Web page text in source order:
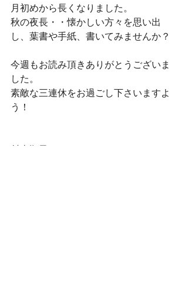
月初めから長くなりました。
秋の夜長・・懐かしい方々を思い出
し、葉書や手紙、書いてみませんか？
今週もお読み頂きありがとうございま
した。
素敵な三連休をお過ごし下さいますよ
う！
村山順子